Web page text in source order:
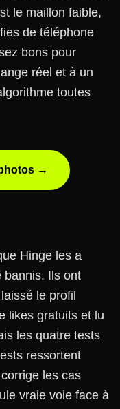
le maillon faible,
de téléphone
bons pour
réel et à un
toutes
→
Hinge les a
bannis. Ils ont
le profil
likes gratuits et lu
les quatre tests
ressortent
les cas
vraie voie face à